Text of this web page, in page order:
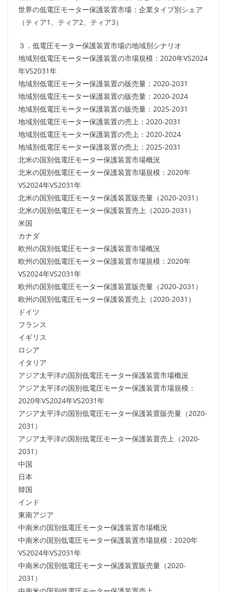
世界の低電圧モーター保護装置市場：企業タイプ別シェア
（ティア1、ティア2、ティア3）
３．低電圧モーター保護装置市場の地域別シナリオ
地域別低電圧モーター保護装置の市場規模：2020年VS2024
年VS2031年
地域別低電圧モーター保護装置の販売量：2020-2031
地域別低電圧モーター保護装置の販売量：2020-2024
地域別低電圧モーター保護装置の販売量：2025-2031
地域別低電圧モーター保護装置の売上：2020-2031
地域別低電圧モーター保護装置の売上：2020-2024
地域別低電圧モーター保護装置の売上：2025-2031
北米の国別低電圧モーター保護装置市場概況
北米の国別低電圧モーター保護装置市場規模：2020年
VS2024年VS2031年
北米の国別低電圧モーター保護装置販売量（2020-2031）
北米の国別低電圧モーター保護装置売上（2020-2031）
米国
カナダ
欧州の国別低電圧モーター保護装置市場概況
欧州の国別低電圧モーター保護装置市場規模：2020年
VS2024年VS2031年
欧州の国別低電圧モーター保護装置販売量（2020-2031）
欧州の国別低電圧モーター保護装置売上（2020-2031）
ドイツ
フランス
イギリス
ロシア
イタリア
アジア太平洋の国別低電圧モーター保護装置市場概況
アジア太平洋の国別低電圧モーター保護装置市場規模：
2020年VS2024年VS2031年
アジア太平洋の国別低電圧モーター保護装置販売量（2020-
2031）
アジア太平洋の国別低電圧モーター保護装置売上（2020-
2031）
中国
日本
韓国
インド
東南アジア
中南米の国別低電圧モーター保護装置市場概況
中南米の国別低電圧モーター保護装置市場規模：2020年
VS2024年VS2031年
中南米の国別低電圧モーター保護装置販売量（2020-
2031）